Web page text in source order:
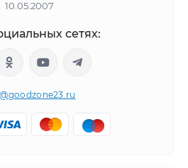
10.05.2007
сетях: